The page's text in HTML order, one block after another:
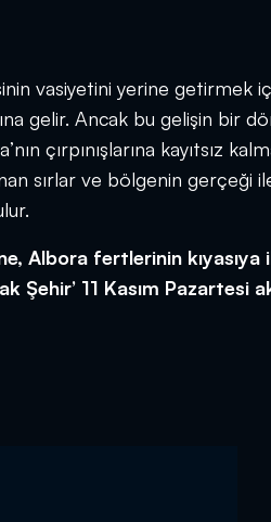
vasiyetini yerine getirmek
gelir. Ancak bu gelişin bir
çırpınışlarına kayıtsız
sırlar ve bölgenin gerçeği
Albora fertlerinin kıyasıya
Şehir’ 11 Kasım Pazartesi